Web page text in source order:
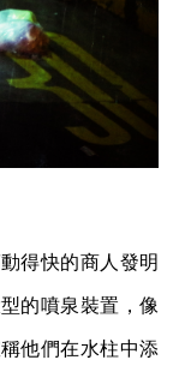
得快的商人發明
的噴泉裝置，像
他們在水柱中添